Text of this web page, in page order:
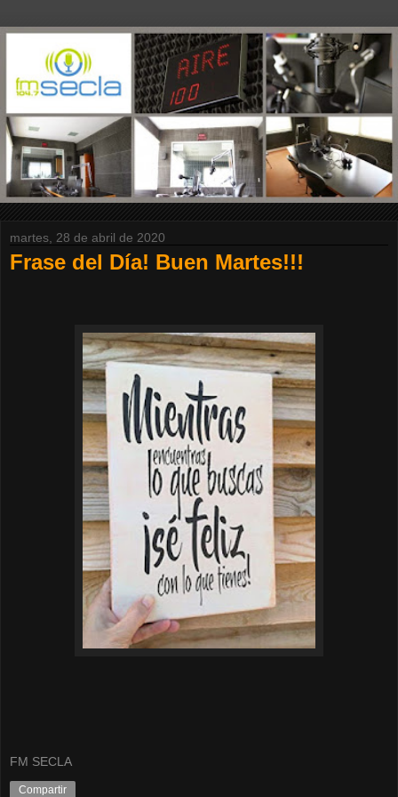
martes, 28 de abril de 2020
Frase del Día! Buen Martes!!!
FM SECLA
Compartir